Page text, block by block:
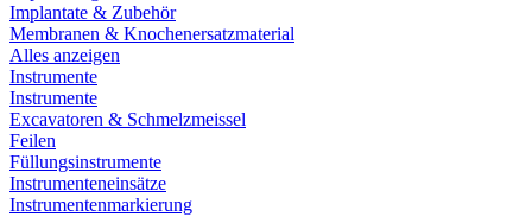
Implantate & Zubehör
Membranen & Knochenersatzmaterial
Alles anzeigen
Instrumente
Instrumente
Excavatoren & Schmelzmeissel
Feilen
Füllungsinstrumente
Instrumenteneinsätze
Instrumentenmarkierung